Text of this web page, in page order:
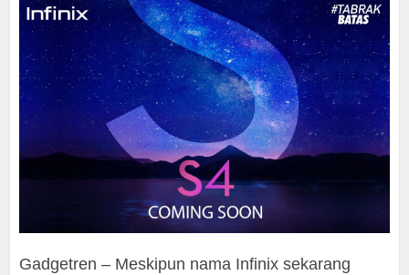
Gadgetren – Meskipun nama Infinix sekarang